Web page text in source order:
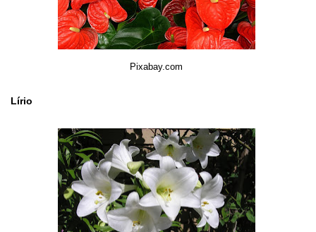
Pixabay.com
Lírio